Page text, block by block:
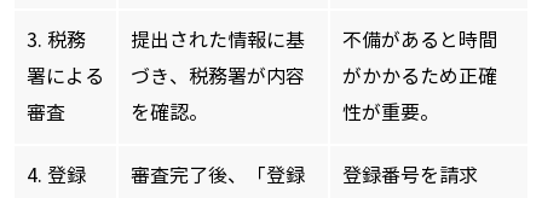
3. 税務
署による
審査
提出された情報に基
づき、税務署が内容
を確認。
不備があると時間
がかかるため正確
性が重要。
4. 登録
審査完了後、「登録
登録番号を請求